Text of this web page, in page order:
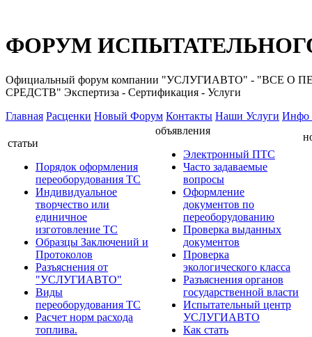
ФОРУМ
Официальный форум компании "УСЛУГИАВТО" -
СРЕДСТВ" Экспертиза - Сертификация - Услуги
Главная Расценки Новый Форум Контакты Наши Услуги Инфо
статьи
Порядок оформления
переоборудования ТС
Индивидуальное
творчество или
единичное
изготовление ТС
Образцы Заключений и
Протоколов
Разъяснения от
"УСЛУГИАВТО"
Виды
переоборудования ТС
Расчет норм расхода
топлива.
объявления
Электронный ПТС
Часто задаваемые
вопросы
Оформление
документов по
переоборудованию
Проверка выданных
документов
Проверка
экологического класса
Разъяснения органов
государственной власти
Испытательный центр
УСЛУГИАВТО
Как стать